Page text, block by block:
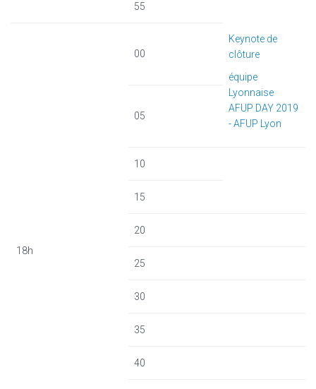
55
18h
00
Keynote de
clôture
équipe
Lyonnaise
AFUP DAY 2019
- AFUP Lyon
05
10
15
20
25
30
35
40